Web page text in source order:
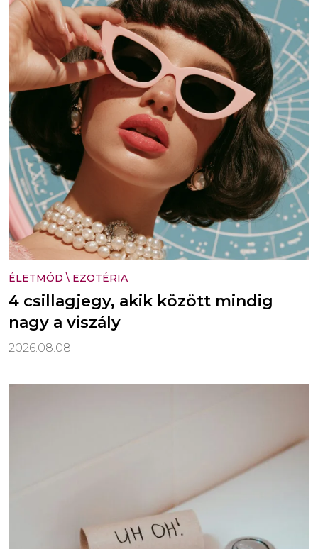
ÉLETMÓD \ EZOTÉRIA
4 csillagjegy, akik között mindig
nagy a viszály
2026.08.08.